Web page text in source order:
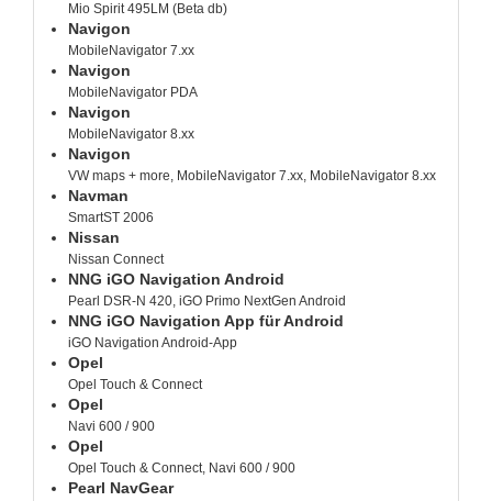
Mio Spirit 495LM (Beta db)
Navigon
MobileNavigator 7.xx
Navigon
MobileNavigator PDA
Navigon
MobileNavigator 8.xx
Navigon
VW maps + more, MobileNavigator 7.xx, MobileNavigator 8.xx
Navman
SmartST 2006
Nissan
Nissan Connect
NNG iGO Navigation Android
Pearl DSR-N 420, iGO Primo NextGen Android
NNG iGO Navigation App für Android
iGO Navigation Android-App
Opel
Opel Touch & Connect
Opel
Navi 600 / 900
Opel
Opel Touch & Connect, Navi 600 / 900
Pearl NavGear